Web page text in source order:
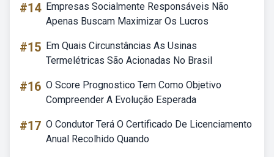
#14 Empresas Socialmente Responsáveis Não
Apenas Buscam Maximizar Os Lucros
#15 Em Quais Circunstâncias As Usinas
Termelétricas São Acionadas No Brasil
#16 O Score Prognostico Tem Como Objetivo
Compreender A Evolução Esperada
#17 O Condutor Terá O Certificado De Licenciamento
Anual Recolhido Quando